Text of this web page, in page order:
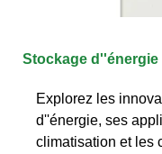
Stockage
Explorez les
d''énergie, ses
climatisation et les